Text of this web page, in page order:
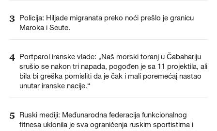
3 Policija: Hiljade migranata preko noći prešlo je granicu
Maroka i Seute.
4 Portparol iranske vlade: „Naš morski toranj u Čabahariju
srušio se nakon tri napada, pogođen je sa 11 projektila, ali
bila bi greška pomisliti da je čak i mali poremećaj nastao
unutar iranske nacije.“
5
Ruski mediji: Međunarodna federacija funkcionalnog
fitnesa uklonila je sva ograničenja ruskim sportistima i